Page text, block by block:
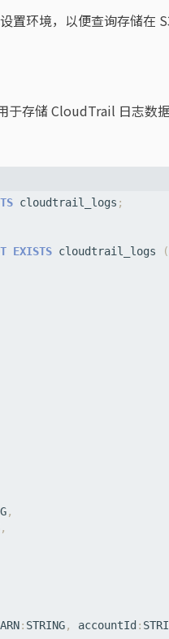
置环境，以便查询存储在
于存储 CloudTrail 日志数
cloudtrail_logs ;
EXISTS cloudtrail_logs
(
,
,
ARN: STRING, accountId :